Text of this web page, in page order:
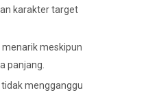
karakter target
meskipun
panjang.
mengganggu